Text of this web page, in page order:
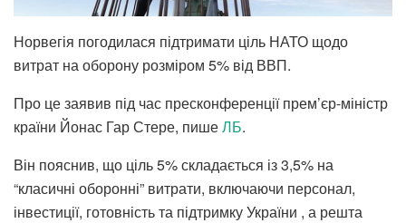
Норвегія погодилася підтримати ціль НАТО щодо
витрат на оборону розміром 5% від ВВП.
Про це заявив під час пресконференції прем’єр-міністр
країни Йонас Гар Стере, пишеЛБ.
Він пояснив, що ціль 5% складається із 3,5% на
“класичні оборонні” витрати, включаючи персонал,
інвестиції, готовність та підтримку України , а решта